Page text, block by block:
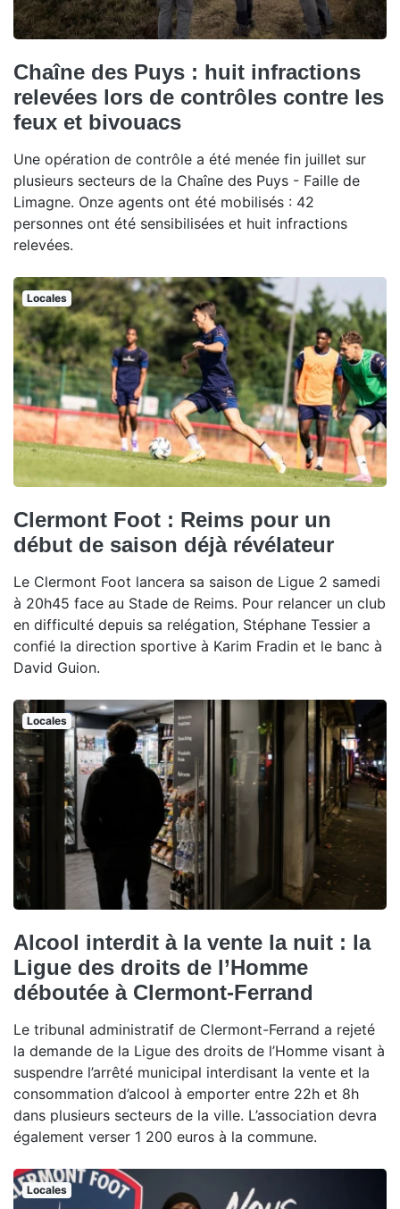
Chaîne des Puys : huit infractions
relevées lors de contrôles contre les
feux et bivouacs
Une opération de contrôle a été menée fin juillet sur
plusieurs secteurs de la Chaîne des Puys - Faille de
Limagne. Onze agents ont été mobilisés : 42
personnes ont été sensibilisées et huit infractions
relevées.
Locales
Clermont Foot : Reims pour un
début de saison déjà révélateur
Le Clermont Foot lancera sa saison de Ligue 2 samedi
à 20h45 face au Stade de Reims. Pour relancer un club
en difficulté depuis sa relégation, Stéphane Tessier a
confié la direction sportive à Karim Fradin et le banc à
David Guion.
Locales
Alcool interdit à la vente la nuit : la
Ligue des droits de l’Homme
déboutée à Clermont-Ferrand
Le tribunal administratif de Clermont-Ferrand a rejeté
la demande de la Ligue des droits de l’Homme visant à
suspendre l’arrêté municipal interdisant la vente et la
consommation d’alcool à emporter entre 22h et 8h
dans plusieurs secteurs de la ville. L’association devra
également verser 1 200 euros à la commune.
Locales